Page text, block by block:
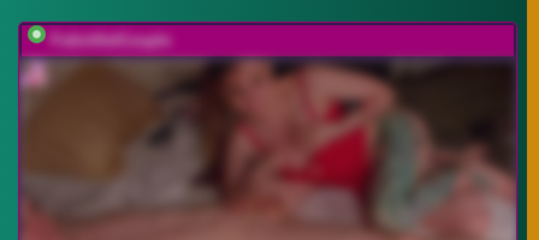
FukinHotCouple